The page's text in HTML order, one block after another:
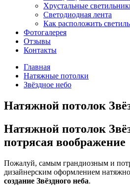
Хрустальные
Светодиодная лента
Как расположить
Фотогалерея
Отзывы
Контакты
Главная
Натяжные потолки
Звёздное небо
Натяжной потолок
Натяжной потолок
потрясая воображение
Пожалуй, самым грандиозным и
дизайнерским оформлением
создание Звёздного неба.